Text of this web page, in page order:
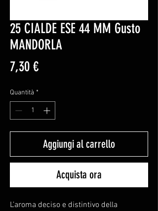
25 CIALDE ESE 44 MM Gusto
MANDORLA
7,30 €Prezzo
Quantità *
Aggiungi al carrello
Acquista ora
L’aroma deciso e distintivo della